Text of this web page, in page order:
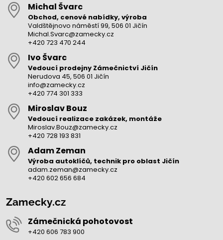
Michal Švarc
Obchod, cenové nabídky, výroba
Valdštějnovo náměstí 99, 506 01 Jičín
Michal.Svarc@zamecky.cz
+420 723 470 244
Ivo Švarc
Vedoucí prodejny Zámečnictví Jičín
Nerudova 45, 506 01 Jičín
info@zamecky.cz
+420 774 301 333
Miroslav Bouz
Vedoucí realizace zakázek, montáže
Miroslav.Bouz@zamecky.cz
+420 728 193 831
Adam Zeman
Výroba autoklíčů, technik pro oblast Jičín
adam.zeman@zamecky.cz
+420 602 656 684
Zamecky.cz
Zámečnická pohotovost
+420 606 783 900